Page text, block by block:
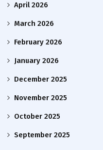
April 2026
March 2026
February 2026
January 2026
December 2025
November 2025
October 2025
September 2025